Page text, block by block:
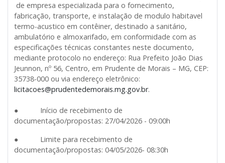
de empresa especializada para o fornecimento,
fabricação, transporte, e instalação de modulo habitavel
termo-acustico em contêiner, destinado a sanitário,
ambulatório e almoxarifado, em conformidade com as
especificações técnicas constantes neste documento,
mediante protocolo no endereço: Rua Prefeito João Dias
Jeunnon, nº 56, Centro, em Prudente de Morais – MG, CEP:
35738-000 ou via endereço eletrônico:
licitacoes@prudentedemorais.mg.gov.br.
● Início de recebimento de
documentação/propostas: 27/04/2026 - 09:00h
● Limite para recebimento de
documentação/propostas: 04/05/2026- 08:30h